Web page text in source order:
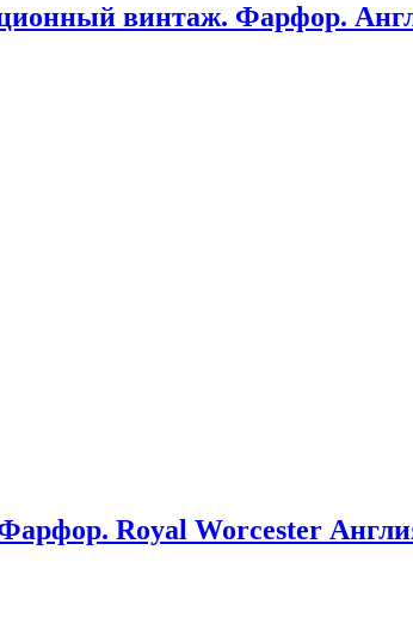
винтаж. Фарфор.
Royal Worcester